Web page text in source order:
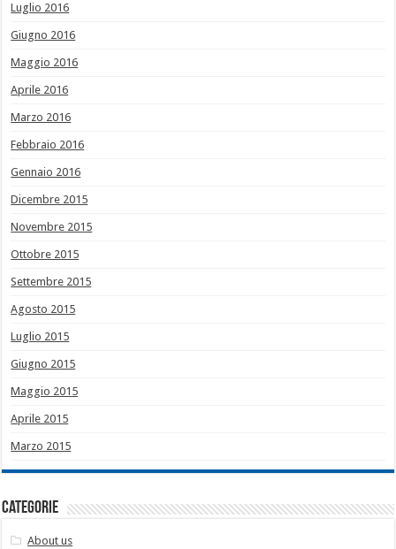
Luglio 2016
Giugno 2016
Maggio 2016
Aprile 2016
Marzo 2016
Febbraio 2016
Gennaio 2016
Dicembre 2015
Novembre 2015
Ottobre 2015
Settembre 2015
Agosto 2015
Luglio 2015
Giugno 2015
Maggio 2015
Aprile 2015
Marzo 2015
Categorie
About us